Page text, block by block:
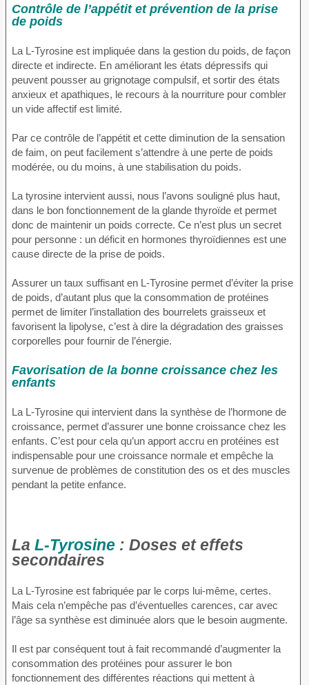
Contrôle de l’appétit et prévention de la prise
de poids
La L-Tyrosine est impliquée dans la gestion du poids, de façon
directe et indirecte. En améliorant les états dépressifs qui
peuvent pousser au grignotage compulsif, et sortir des états
anxieux et apathiques, le recours à la nourriture pour combler
un vide affectif est limité.
Par ce contrôle de l’appétit et cette diminution de la sensation
de faim, on peut facilement s’attendre à une perte de poids
modérée, ou du moins, à une stabilisation du poids.
La tyrosine intervient aussi, nous l’avons souligné plus haut,
dans le bon fonctionnement de la glande thyroïde et permet
donc de maintenir un poids correcte. Ce n’est plus un secret
pour personne : un déficit en hormones thyroïdiennes est une
cause directe de la prise de poids.
Assurer un taux suffisant en L-Tyrosine permet d’éviter la prise
de poids, d’autant plus que la consommation de protéines
permet de limiter l’installation des bourrelets graisseux et
favorisent la lipolyse, c’est à dire la dégradation des graisses
corporelles pour fournir de l’énergie.
Favorisation de la bonne croissance chez les
enfants
La L-Tyrosine qui intervient dans la synthèse de l’hormone de
croissance, permet d’assurer une bonne croissance chez les
enfants. C’est pour cela qu’un apport accru en protéines est
indispensable pour une croissance normale et empêche la
survenue de problèmes de constitution des os et des muscles
pendant la petite enfance.
La L-Tyrosine : Doses et effets
secondaires
La L-Tyrosine est fabriquée par le corps lui-même, certes.
Mais cela n’empêche pas d’éventuelles carences, car avec
l’âge sa synthèse est diminuée alors que le besoin augmente.
Il est par conséquent tout à fait recommandé d’augmenter la
consommation des protéines pour assurer le bon
fonctionnement des différentes réactions qui mettent à